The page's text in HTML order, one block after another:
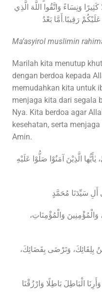
وَنِسَاءً وَاتَّقُوا اللَّهَ الَّذِي
Ma’asyirol muslimin
Marilah kita menutup
dengan berdoa kepada
memudahkan kita untuk
menjaga kita dari segala
Nya. Kita berdoa agar
kesehatan, serta
Amin.
الَّذِيْنَ آمَنُوْا صَلُّوْا عَلَيْهِ
وَالْمُؤْمِنَاتِ،
بِلِقَائِكَ، وَتَرْضَى بِقَضَائِكَ،
الْبَاطِلَ بَاطِلًا وَارْزُقْنَا